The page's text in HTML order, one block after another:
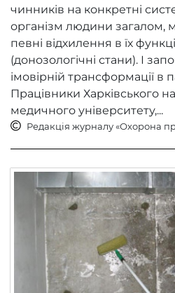
чинників на конкретні
організм людини загалом,
певні відхилення в їх
(донозологічні стани). І
імовірній трансформації в
Працівники Харківського
медичного університету,...
Редакція журналу «Охорона